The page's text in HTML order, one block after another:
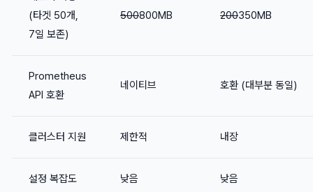
(타겟 50개,
7일 보존)
500800MB 200350MB
Prometheus
API 호환
네이티브 호환 (대부분 동일)
클러스터 지원 제한적 내장
설정 복잡도 낮음 낮음